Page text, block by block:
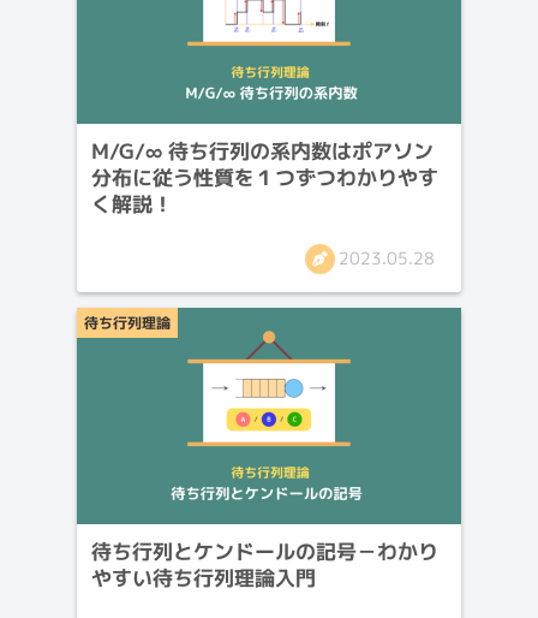
M/G/∞ 待ち行列の系内数はポアソン
分布に従う性質を１つずつわかりやす
く解説！
2023.05.28
待ち行列理論
待ち行列とケンドールの記号－わかり
やすい待ち行列理論入門